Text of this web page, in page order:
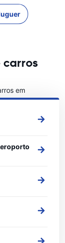
carros
em